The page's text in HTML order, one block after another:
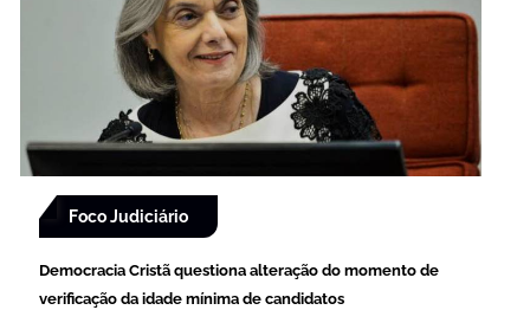
Foco Judiciário
Democracia Cristã questiona alteração do momento de
verificação da idade mínima de candidatos